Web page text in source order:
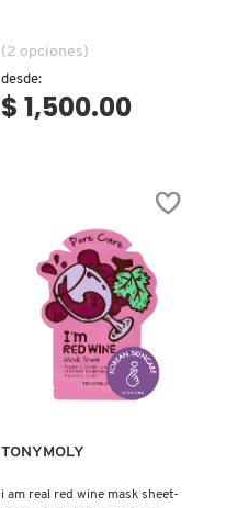
(2 opciones)
desde:
$ 1,500.00
Ver más
TONYMOLY
i am real red wine mask sheet-